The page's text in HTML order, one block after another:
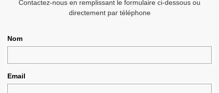
Contactez-nous en remplissant le formulaire ci-dessous ou
directement par téléphone
Nom
Email